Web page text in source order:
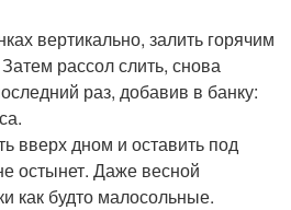
вертикально, залить горячим
рассол слить, снова
раз, добавив в банку:
вверх дном и оставить под
остынет. Даже весной
как будто малосольные.